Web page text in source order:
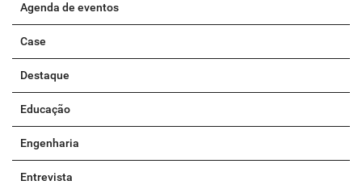
Agenda de eventos
Case
Destaque
Educação
Engenharia
Entrevista